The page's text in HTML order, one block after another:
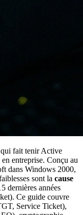
fait tenir Active
entreprise. Conçu au
dans Windows 2000,
sont la cause
dernières années
Ce guide couvre
Service Ticket),